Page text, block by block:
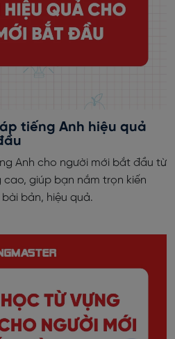
tiếng Anh hiệu quả
Anh cho người mới bắt đầu từ
giúp bạn nắm trọn kiến
bản, hiệu quả.